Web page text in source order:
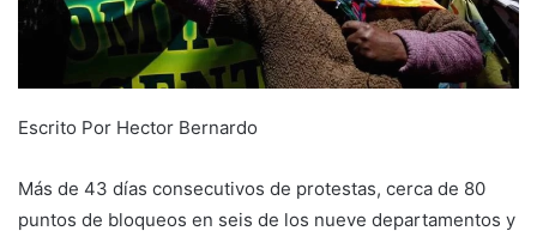
Escrito Por Hector Bernardo
Más de 43 días consecutivos de protestas, cerca de 80
puntos de bloqueos en seis de los nueve departamentos y